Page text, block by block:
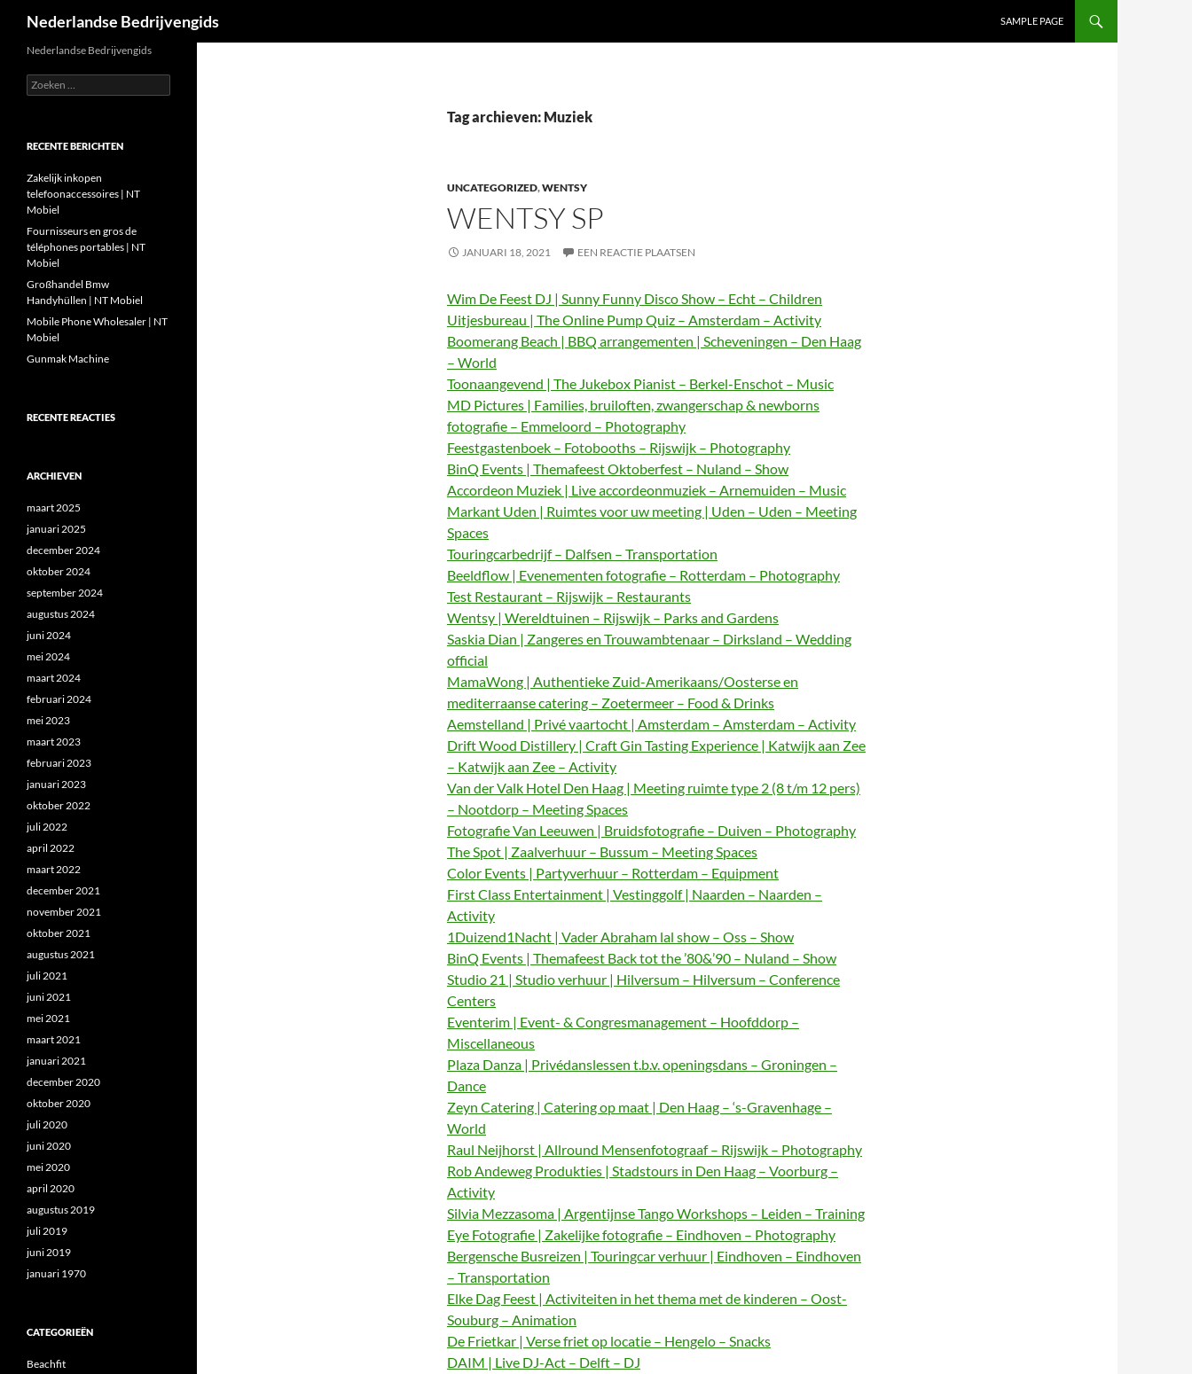
Nederlandse Bedrijvengids SAMPLE PAGE
Tag archieven: Muziek
UNCATEGORIZED,WENTSY
WENTSY SP
JANUARI 18, 2021 EEN REACTIE PLAATSEN
Wim De Feest DJ | Sunny Funny Disco Show – Echt – Children
Uitjesbureau | The Online Pump Quiz – Amsterdam – Activity
Boomerang Beach | BBQ arrangementen | Scheveningen – Den Haag
– World
Toonaangevend | The Jukebox Pianist – Berkel-Enschot – Music
MD Pictures | Families, bruiloften, zwangerschap & newborns
fotografie – Emmeloord – Photography
Feestgastenboek – Fotobooths – Rijswijk – Photography
BinQ Events | Themafeest Oktoberfest – Nuland – Show
Accordeon Muziek | Live accordeonmuziek – Arnemuiden – Music
Markant Uden | Ruimtes voor uw meeting | Uden – Uden – Meeting
Spaces
Touringcarbedrijf – Dalfsen – Transportation
Beeldflow | Evenementen fotografie – Rotterdam – Photography
Test Restaurant – Rijswijk – Restaurants
Wentsy | Wereldtuinen – Rijswijk – Parks and Gardens
Saskia Dian | Zangeres en Trouwambtenaar – Dirksland – Wedding
official
MamaWong | Authentieke Zuid-Amerikaans/Oosterse en
mediterraanse catering – Zoetermeer – Food & Drinks
Aemstelland | Privé vaartocht | Amsterdam – Amsterdam – Activity
Drift Wood Distillery | Craft Gin Tasting Experience | Katwijk aan Zee
– Katwijk aan Zee – Activity
Van der Valk Hotel Den Haag | Meeting ruimte type 2 (8 t/m 12 pers)
– Nootdorp – Meeting Spaces
Fotografie Van Leeuwen | Bruidsfotografie – Duiven – Photography
The Spot | Zaalverhuur – Bussum – Meeting Spaces
Color Events | Partyverhuur – Rotterdam – Equipment
First Class Entertainment | Vestinggolf | Naarden – Naarden –
Activity
1Duizend1Nacht | Vader Abraham lal show – Oss – Show
BinQ Events | Themafeest Back tot the ’80&’90 – Nuland – Show
Studio 21 | Studio verhuur | Hilversum – Hilversum – Conference
Centers
Eventerim | Event- & Congresmanagement – Hoofddorp –
Miscellaneous
Plaza Danza | Privédanslessen t.b.v. openingsdans – Groningen –
Dance
Zeyn Catering | Catering op maat | Den Haag – ‘s-Gravenhage –
World
Raul Neijhorst | Allround Mensenfotograaf – Rijswijk – Photography
Rob Andeweg Produkties | Stadstours in Den Haag – Voorburg –
Activity
Silvia Mezzasoma | Argentijnse Tango Workshops – Leiden – Training
Eye Fotografie | Zakelijke fotografie – Eindhoven – Photography
Bergensche Busreizen | Touringcar verhuur | Eindhoven – Eindhoven
– Transportation
Elke Dag Feest | Activiteiten in het thema met de kinderen – Oost-
Souburg – Animation
De Frietkar | Verse friet op locatie – Hengelo – Snacks
DAIM | Live DJ-Act – Delft – DJ
Nederlandse Bedrijvengids
Zoeken
naar:
RECENTE BERICHTEN
Zakelijk inkopen
telefoonaccessoires | NT
Mobiel
Fournisseurs en gros de
téléphones portables | NT
Mobiel
Großhandel Bmw
Handyhüllen | NT Mobiel
Mobile Phone Wholesaler | NT
Mobiel
Gunmak Machine
RECENTE REACTIES
ARCHIEVEN
maart 2025
januari 2025
december 2024
oktober 2024
september 2024
augustus 2024
juni 2024
mei 2024
maart 2024
februari 2024
mei 2023
maart 2023
februari 2023
januari 2023
oktober 2022
juli 2022
april 2022
maart 2022
december 2021
november 2021
oktober 2021
augustus 2021
juli 2021
juni 2021
mei 2021
maart 2021
januari 2021
december 2020
oktober 2020
juli 2020
juni 2020
mei 2020
april 2020
augustus 2019
juli 2019
juni 2019
januari 1970
CATEGORIEËN
Beachfit